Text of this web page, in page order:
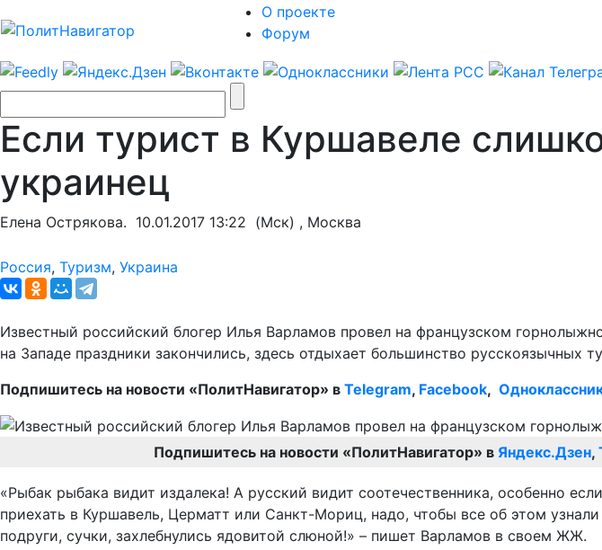
О проекте
Форум
Если турист в Куршавеле
украинец
Елена Острякова. 10.01.2017 13:22 (Мск) , Москва
Россия, Туризм, Украина
Известный российский блогер Илья Варламов провел на французском
на Западе праздники закончились, здесь отдыхает большинство русскоязычных
Подпишитесь на новости «ПолитНавигатор» в Telegram, Facebook,
Подпишитесь на новости «ПолитНавигатор» в Яндекс.Дзен,
«Рыбак рыбака видит издалека! А русский видит соотечественника, особенно
приехать в Куршавель, Церматт или Санкт-Мориц, надо, чтобы все об этом
подруги, сучки, захлебнулись ядовитой слюной!» – пишет Варламов в своем ЖЖ.